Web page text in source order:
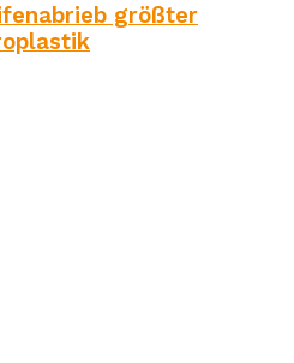
größter